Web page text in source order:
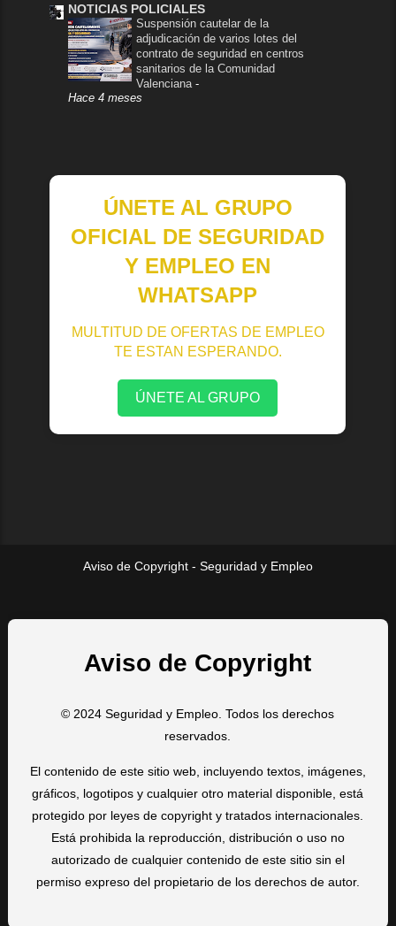
NOTICIAS POLICIALES
Suspensión cautelar de la
adjudicación de varios lotes del
contrato de seguridad en centros
sanitarios de la Comunidad
Valenciana-
Hace 4 meses
ÚNETE AL GRUPO
OFICIAL DE SEGURIDAD
Y EMPLEO EN
WHATSAPP
MULTITUD DE OFERTAS DE EMPLEO
TE ESTAN ESPERANDO.
ÚNETE AL GRUPO
Aviso de Copyright - Seguridad y Empleo
Aviso de Copyright
© 2024 Seguridad y Empleo. Todos los derechos
reservados.
El contenido de este sitio web, incluyendo textos, imágenes,
gráficos, logotipos y cualquier otro material disponible, está
protegido por leyes de copyright y tratados internacionales.
Está prohibida la reproducción, distribución o uso no
autorizado de cualquier contenido de este sitio sin el
permiso expreso del propietario de los derechos de autor.